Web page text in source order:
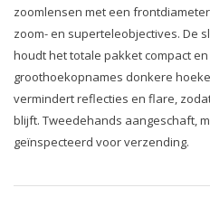
zoomlensen met een
zoom- en superteleobjectives. De
houdt het totale pakket compact
groothoekopnames donkere
vermindert reflecties en flare,
blijft. Tweedehands aangeschaft,
geïnspecteerd voor verzending.